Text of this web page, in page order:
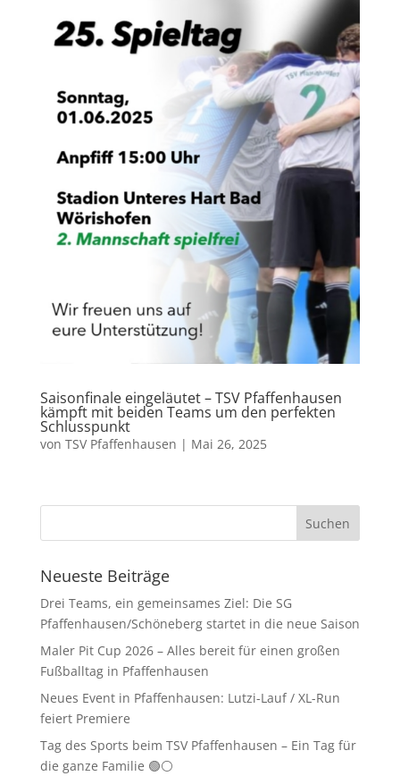
Saisonfinale eingeläutet – TSV Pfaffenhausen
kämpft mit beiden Teams um den perfekten
Schlusspunkt
von TSV Pfaffenhausen | Mai 26, 2025
Neueste Beiträge
Drei Teams, ein gemeinsames Ziel: Die SG
Pfaffenhausen/Schöneberg startet in die neue Saison
Maler Pit Cup 2026 – Alles bereit für einen großen
Fußballtag in Pfaffenhausen
Neues Event in Pfaffenhausen: Lutzi-Lauf / XL-Run
feiert Premiere
Tag des Sports beim TSV Pfaffenhausen – Ein Tag für
die ganze Familie 🟢⚪